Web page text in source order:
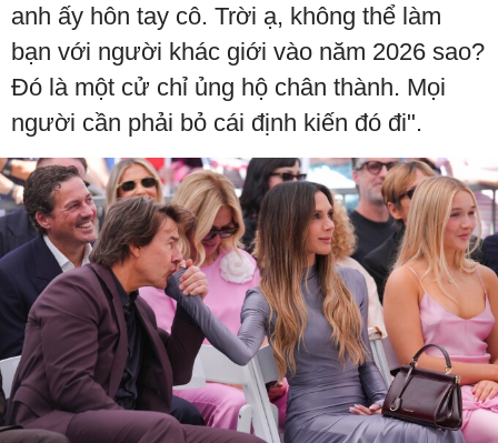
anh ấy hôn tay cô. Trời ạ, không thể làm
bạn với người khác giới vào năm 2026 sao?
Đó là một cử chỉ ủng hộ chân thành. Mọi
người cần phải bỏ cái định kiến đó đi".